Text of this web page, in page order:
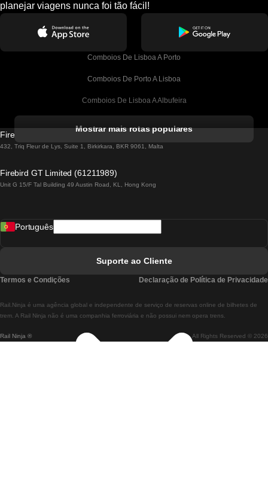
planejar viagens nunca foi tão fácil!
Comboios De Lisboa A Porto
Comboios De Porto A Lisboa
Comboios De Lisboa A Albufeira
Comboios De Lisboa A Lagos
Comboios De Lisboa A Madrid
Comboios De Lisboa A Braga
Comboios De Braga A Lisboa
Mostrar mais rotas populares
Firebird GT Limited (OC 1451)
432, Triq Fleur de Lys, Suite 1, Birkirkara, BKR 9061, Malta
Firebird GT Limited (61211989)
Unit G 15/F Tal Building 49 Austin Road, KL, Hong Kong
Rail Ninja ® All Rights Reserved © 2026
Rail.Ninja é uma agência global e independente de serviço de reservas online de bilhetes de
trem. A Rail Ninja não é uma companhia ferroviária e não possui nem opera trens.
Português
Suporte ao Cliente
Termos e Condições Declaração de Política de Privacidade